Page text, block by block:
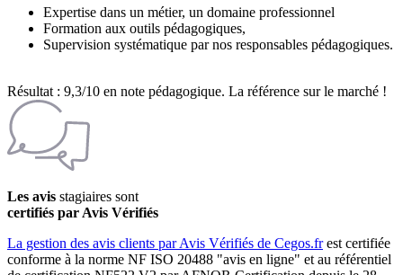
Expertise dans un métier, un domaine professionnel
Formation aux outils pédagogiques,
Supervision systématique par nos responsables pédagogiques.
Résultat : 9,3/10 en note pédagogique. La référence sur le marché !
Les avis stagiaires sont
certifiés par Avis Vérifiés
La gestion des avis clients par Avis Vérifiés de Cegos.frest certifiée
conforme à la norme NF ISO 20488 "avis en ligne" et au référentiel